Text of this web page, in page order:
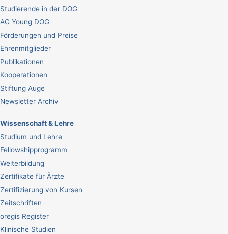
Studierende in der DOG
AG Young DOG
Förderungen und Preise
Ehrenmitglieder
Publikationen
Kooperationen
Stiftung Auge
Newsletter Archiv
Wissenschaft & Lehre
Studium und Lehre
Fellowshipprogramm
Weiterbildung
Zertifikate für Ärzte
Zertifizierung von Kursen
Zeitschriften
oregis Register
Klinische Studien